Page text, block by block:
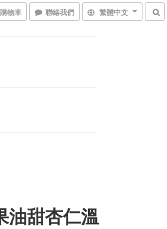
購物車 聯絡我們 繁體中文
甜杏仁溫